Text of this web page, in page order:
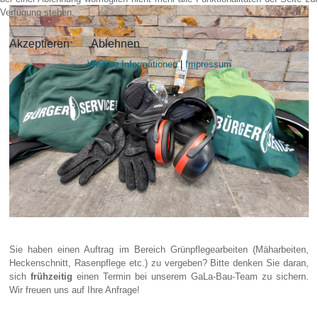
Sie haben einen Auftrag im Bereich Grünpflegearbeiten (Mäharbeiten,
Heckenschnitt, Rasenpflege etc.) zu vergeben? Bitte denken Sie daran,
sichfrühzeitig einen Termin bei unserem GaLa-Bau-Team zu sichern.
Wir freuen uns auf Ihre Anfrage!
Verfügung stehen.
Akzeptieren Ablehnen
Weitere Informationen| Impressum